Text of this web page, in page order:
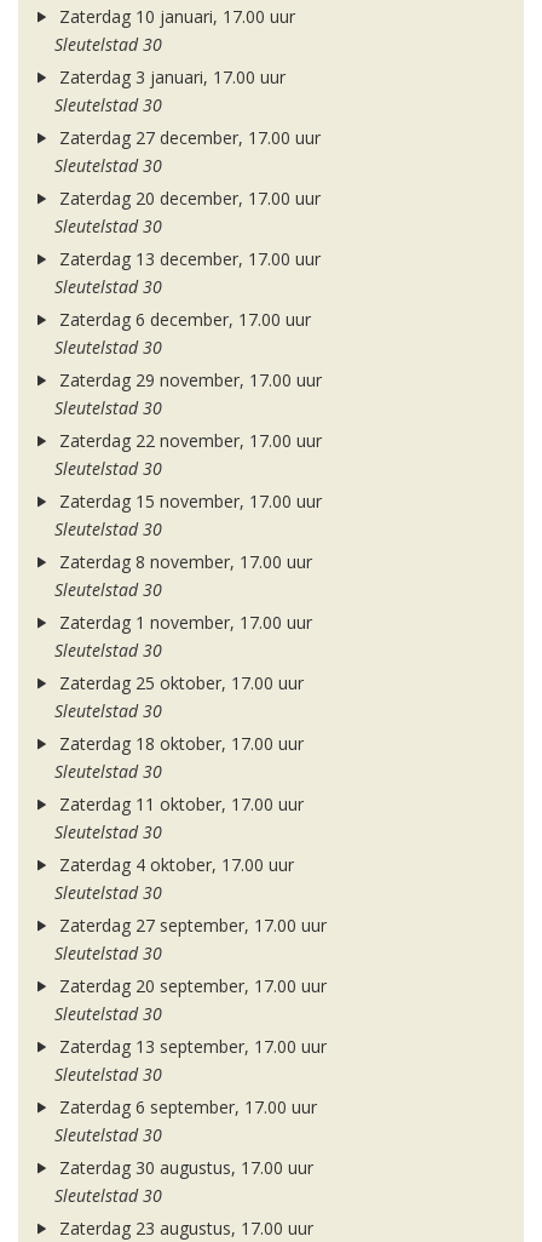
Zaterdag 10 januari, 17.00 uur
Sleutelstad 30
Zaterdag 3 januari, 17.00 uur
Sleutelstad 30
Zaterdag 27 december, 17.00 uur
Sleutelstad 30
Zaterdag 20 december, 17.00 uur
Sleutelstad 30
Zaterdag 13 december, 17.00 uur
Sleutelstad 30
Zaterdag 6 december, 17.00 uur
Sleutelstad 30
Zaterdag 29 november, 17.00 uur
Sleutelstad 30
Zaterdag 22 november, 17.00 uur
Sleutelstad 30
Zaterdag 15 november, 17.00 uur
Sleutelstad 30
Zaterdag 8 november, 17.00 uur
Sleutelstad 30
Zaterdag 1 november, 17.00 uur
Sleutelstad 30
Zaterdag 25 oktober, 17.00 uur
Sleutelstad 30
Zaterdag 18 oktober, 17.00 uur
Sleutelstad 30
Zaterdag 11 oktober, 17.00 uur
Sleutelstad 30
Zaterdag 4 oktober, 17.00 uur
Sleutelstad 30
Zaterdag 27 september, 17.00 uur
Sleutelstad 30
Zaterdag 20 september, 17.00 uur
Sleutelstad 30
Zaterdag 13 september, 17.00 uur
Sleutelstad 30
Zaterdag 6 september, 17.00 uur
Sleutelstad 30
Zaterdag 30 augustus, 17.00 uur
Sleutelstad 30
Zaterdag 23 augustus, 17.00 uur